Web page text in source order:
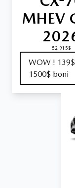
MHEV
52 915$
WOW !
1500$ boni